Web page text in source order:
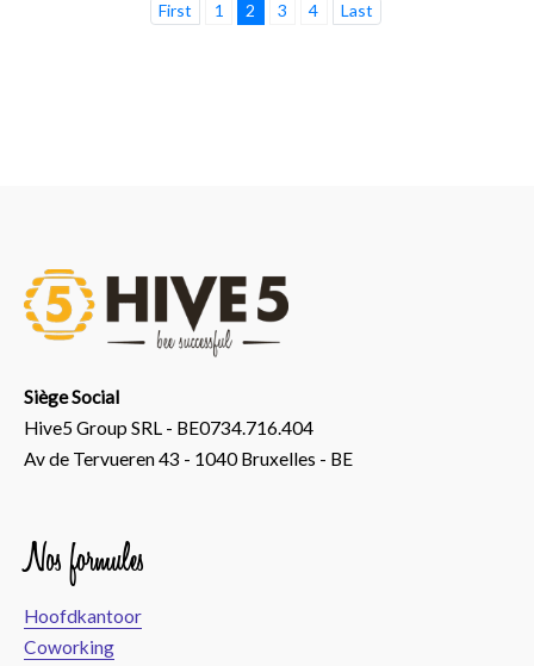
First 1 2 3 4 Last
Siège Social
Hive5 Group SRL - BE0734.716.404
Av de Tervueren 43 - 1040 Bruxelles - BE
Nos formules
Hoofdkantoor
Coworking